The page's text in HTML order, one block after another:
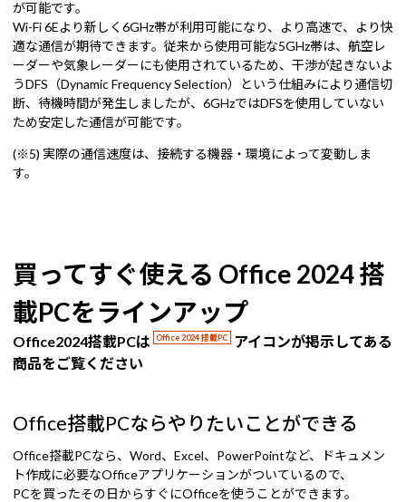
が可能です。
Wi-Fi 6Eより新しく6GHz帯が利用可能になり、より高速で、より快
適な通信が期待できます。従来から使用可能な5GHz帯は、航空レ
ーダーや気象レーダーにも使用されているため、干渉が起きないよ
うDFS（Dynamic Frequency Selection）という仕組みにより通信切
断、待機時間が発生しましたが、6GHzではDFSを使用していない
ため安定した通信が可能です。
(※5) 実際の通信速度は、接続する機器・環境によって変動しま
す。
買ってすぐ使える Office 2024 搭
載PCをラインアップ
Office2024搭載PCは Office 2024 搭載PC
アイコンが掲示してある
商品をご覧ください
Office搭載PCならやりたいことができる
Office搭載PCなら、Word、Excel、PowerPointなど、ドキュメン
ト作成に必要なOfficeアプリケーションがついているので、
PCを買ったその日からすぐにOfficeを使うことができます。